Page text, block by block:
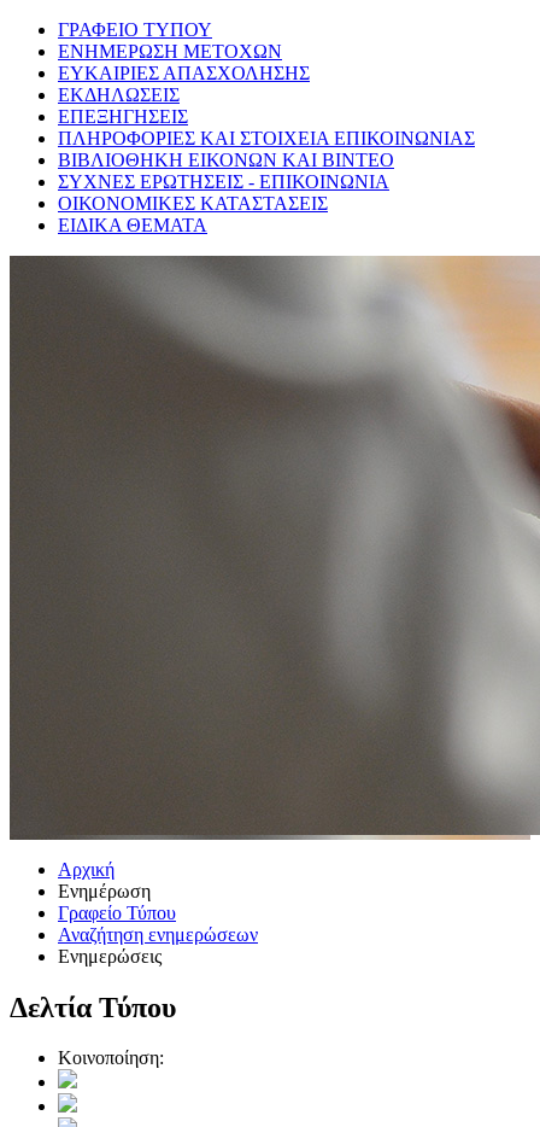
ΓΡΑΦΕΙΟ ΤΥΠΟΥ
ΕΝΗΜΕΡΩΣΗ ΜΕΤΟΧΩΝ
ΕΥΚΑΙΡΙΕΣ ΑΠΑΣΧΟΛΗΣΗΣ
ΕΚΔΗΛΩΣΕΙΣ
ΕΠΕΞΗΓΗΣΕΙΣ
ΠΛΗΡΟΦΟΡΙΕΣ ΚΑΙ ΣΤΟΙΧΕΙΑ ΕΠΙΚΟΙΝΩΝΙΑΣ
ΒΙΒΛΙΟΘΗΚΗ ΕΙΚΟΝΩΝ ΚΑΙ ΒΙΝΤΕΟ
ΣΥΧΝΕΣ ΕΡΩΤΗΣΕΙΣ - ΕΠΙΚΟΙΝΩΝΙΑ
ΟΙΚΟΝΟΜΙΚΕΣ ΚΑΤΑΣΤΑΣΕΙΣ
ΕΙΔΙΚΑ ΘΕΜΑΤΑ
Αρχική
Ενημέρωση
Γραφείο Τύπου
Αναζήτηση ενημερώσεων
Ενημερώσεις
Δελτία Τύπου
Κοινοποίηση: